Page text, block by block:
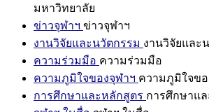
มหาวิทยาลัย
ข่าวจุฬาฯ ข่าวจุฬาฯ
งานวิจัยและนวัตกรรม งานวิจัยและ
ความร่วมมือ ความร่วมมือ
ความภูมิใจของจุฬาฯ ความภูมิใจขอ
การศึกษาและหลักสูตร การศึกษาแ